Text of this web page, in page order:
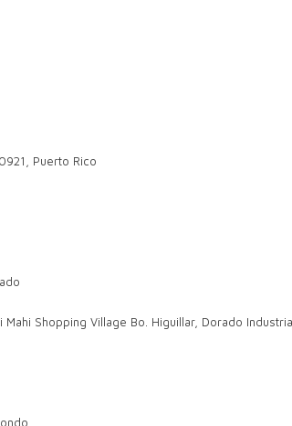
Puerto Rico
Mahi Shopping Village Bo. Higuillar, Dorado